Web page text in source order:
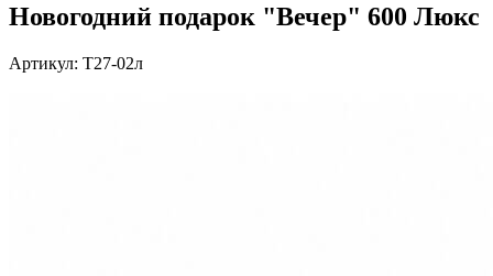
Новогодний подарок "Вечер" 600 Люкс
Артикул: Т27-02л